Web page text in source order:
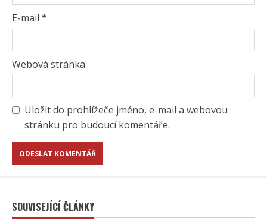
E-mail *
Webová stránka
Uložit do prohlížeče jméno, e-mail a webovou
stránku pro budoucí komentáře.
SOUVISEJÍCÍ ČLÁNKY